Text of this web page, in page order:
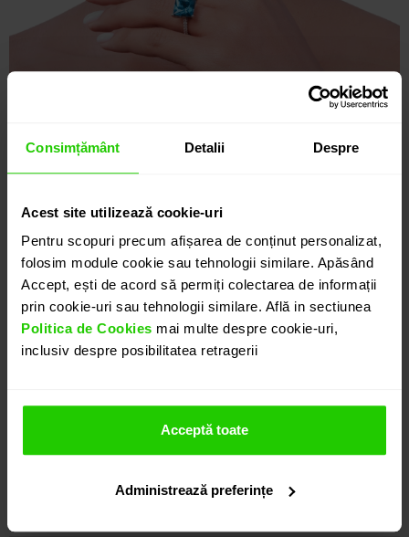
Consimțământ Detalii Despre
Acest site utilizează cookie-uri
Pentru scopuri precum afișarea de conținut personalizat,
folosim module cookie sau tehnologii similare. Apăsând
Accept, ești de acord să permiți colectarea de informații
prin cookie-uri sau tehnologii similare. Află in sectiunea
Politica de Cookies mai multe despre cookie-uri,
inclusiv despre posibilitatea retragerii
Acceptă toate
Administrează preferințe